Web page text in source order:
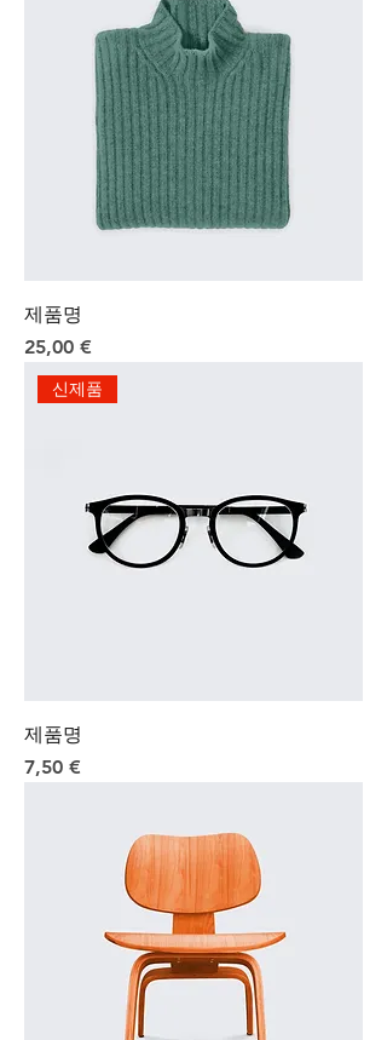
제품명
Preis
25,00 €
신제품
제품명
Preis
7,50 €